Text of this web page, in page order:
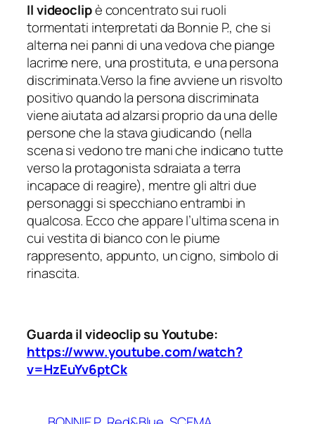
Il videoclipè concentrato sui ruoli
tormentati interpretati da Bonnie P., che si
alterna nei panni di una vedova che piange
lacrime nere, una prostituta, e una persona
discriminata.Verso la fine avviene un risvolto
positivo quando la persona discriminata
viene aiutata ad alzarsi proprio da una delle
persone che la stava giudicando (nella
scena si vedono tre mani che indicano tutte
verso la protagonista sdraiata a terra
incapace di reagire), mentre gli altri due
personaggi si specchiano entrambi in
qualcosa. Ecco che appare l’ultima scena in
cui vestita di bianco con le piume
rappresento, appunto, un cigno, simbolo di
rinascita.
Guarda il videoclip su Youtube:
https://www.youtube.com/watch?
v=HzEuYv6ptCk